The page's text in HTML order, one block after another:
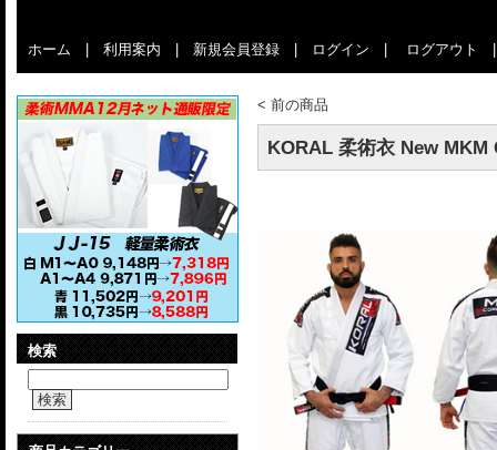
ホーム 利用案内 新規会員登録 ログイン ログアウト
検索
検索
< 前の商品
KORAL 柔術衣 New